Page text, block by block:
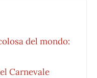
del mondo:
Carnevale